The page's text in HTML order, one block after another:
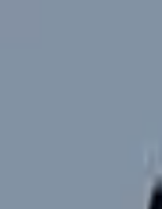
。今の職場で何が起きてい
いる看護師さん」に置きま